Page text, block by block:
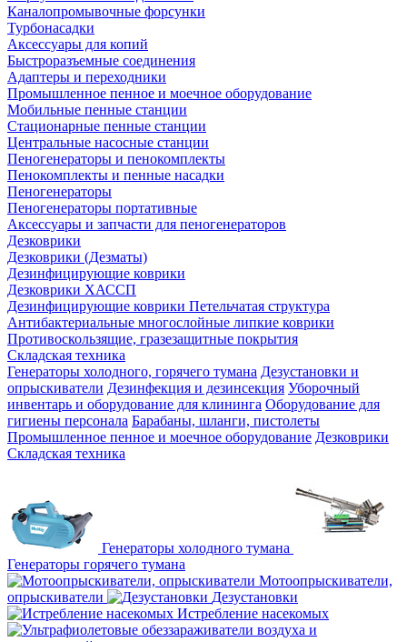
Каналопромывочные форсунки
Турбонасадки
Аксессуары для копий
Быстроразъемные соединения
Адаптеры и переходники
Промышленное пенное и моечное оборудование
Мобильные пенные станции
Стационарные пенные станции
Центральные насосные станции
Пеногенераторы и пенокомплекты
Пенокомплекты и пенные насадки
Пеногенераторы
Пеногенераторы портативные
Аксессуары и запчасти для пеногенераторов
Дезковрики
Дезковрики (Дезматы)
Дезинфицирующие коврики
Дезковрики ХАССП
Дезинфицирующие коврики Петельчатая структура
Антибактериальные многослойные липкие коврики
Противоскользящие, гразезащитные покрытия
Складская техника
Генераторы холодного, горячего тумана Дезустановки и
опрыскиватели Дезинфекция и дезинсекция Уборочный
инвентарь и оборудование для клининга Оборудование для
гигиены персонала Барабаны, шланги, пистолеты
Промышленное пенное и моечное оборудование Дезковрики
Складская техника
Генераторы холодного тумана
Генераторы горячего тумана
Мотоопрыскиватели,
опрыскиватели
Дезустановки
Истребление насекомых